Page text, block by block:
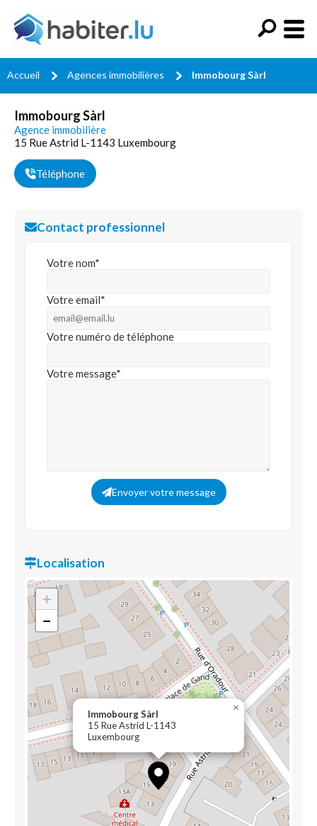
Accueil Agences immobilières Immobourg Sàrl
Immobourg Sàrl
Agence immobilière
15 Rue Astrid L-1143 Luxembourg
Téléphone
Contact professionnel
Votre nom*
Votre email*
Votre numéro de téléphone
Votre message*
Envoyer votre message
Localisation
Immobourg Sàrl
15 Rue Astrid L-1143
Luxembourg
×
+
−